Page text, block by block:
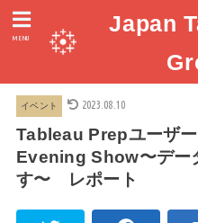
Japan
MENU
イベント 2023.08.10
Tableau Prepユーザ
Evening Show〜デー
す〜 レポート